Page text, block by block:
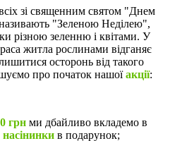
всіх зі священним святом "Днем
"Зеленою Неділею",
різною зеленню і квітами. У
житла рослинами відганяє
осторонь від такого
про початок нашоїакції:
грн ми дбайливо вкладемо в
в подарунок;